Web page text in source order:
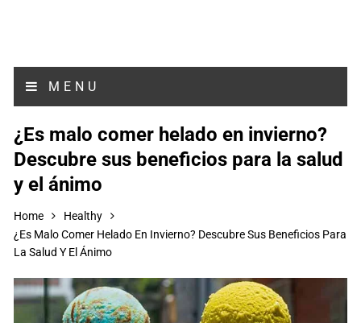
MENU
¿Es malo comer helado en invierno?
Descubre sus beneficios para la salud
y el ánimo
Home
Healthy
¿Es Malo Comer Helado En Invierno? Descubre Sus Beneficios Para
La Salud Y El Ánimo